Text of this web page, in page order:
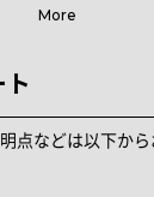
More
ト
点などは以下か